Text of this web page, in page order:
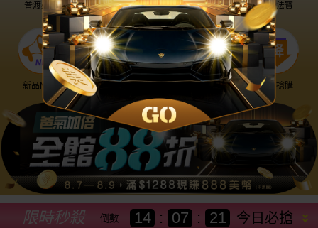
普渡必備 話題保養 盛夏提案 雨天法寶
新品NEW 降價搶購
今日必搶
限時秒殺 倒數 14 : 07 : 19